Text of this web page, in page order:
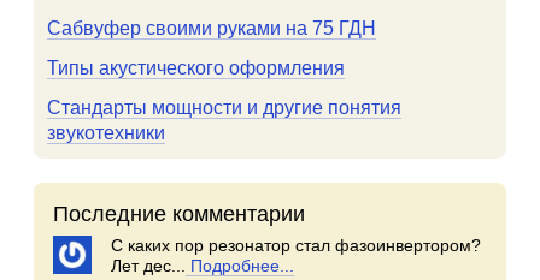
Сабвуфер своими руками на 75 ГДН
Типы акустического оформления
Стандарты мощности и другие понятия
звукотехники
Последние комментарии
С каких пор резонатор стал фазоинвертором?
Лет дес...
Подробнее...